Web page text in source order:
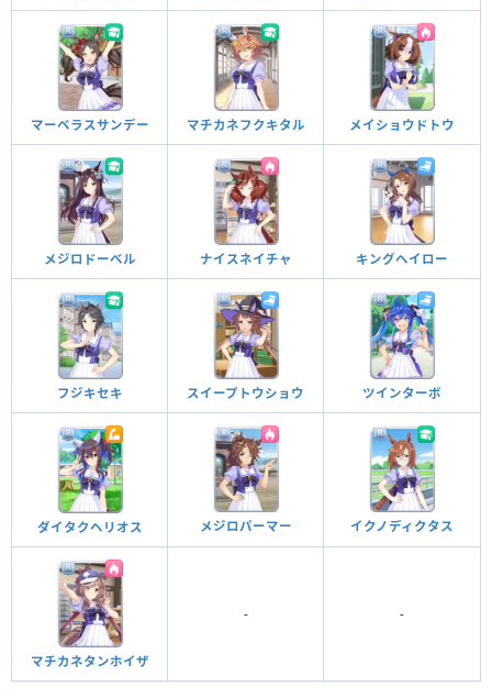
マーベラスサンデー マチカネフクキタル メイショウドトウ
メジロドーベル ナイスネイチャ キングヘイロー
フジキセキ スイープトウショウ ツインターボ
ダイタクヘリオス メジロパーマー イクノディクタス
マチカネタンホイザ
- -